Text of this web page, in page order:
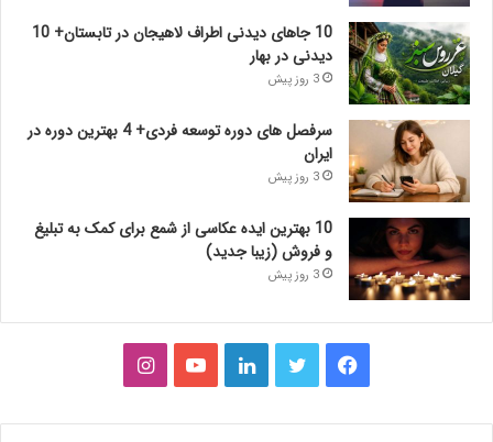
10 جاهای دیدنی اطراف لاهیجان در تابستان+ 10
دیدنی در بهار
3 روز پیش
سرفصل های دوره توسعه فردی+ 4 بهترین دوره در
ایران
3 روز پیش
10 بهترین ایده عکاسی از شمع برای کمک به تبلیغ
و فروش (زیبا جدید)
3 روز پیش
فیس توییترلینکدینیوتیوباینستاگرام